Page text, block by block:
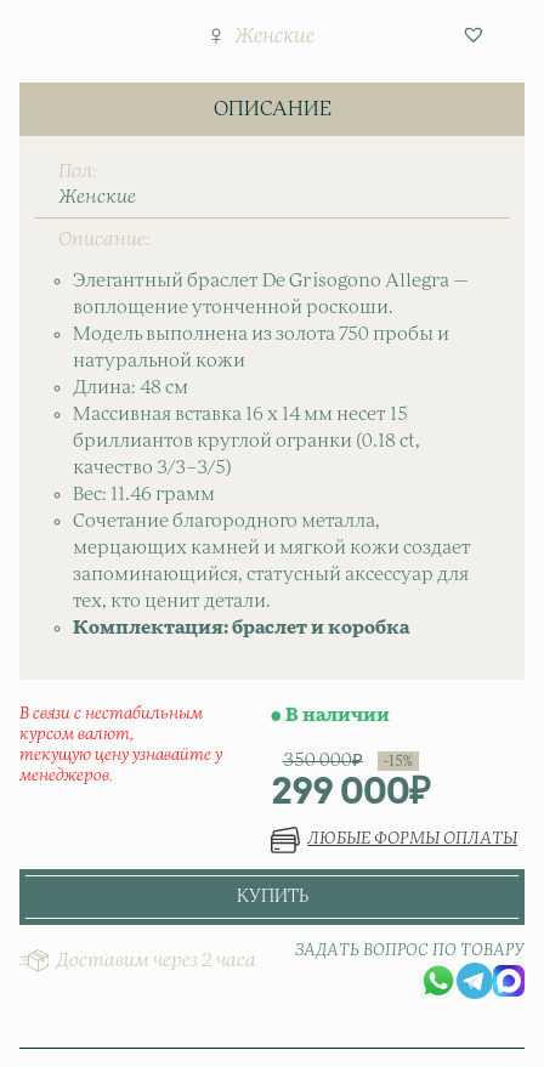
Женские
ОПИСАНИЕ
Пол
Женские
Описание
Элегантный браслет De Grisogono Allegra —
воплощение утонченной роскоши.
Модель выполнена из золота 750 пробы и
натуральной кожи
Длина: 48 см
Массивная вставка 16 х 14 мм несет 15
бриллиантов круглой огранки (0.18 ct,
качество 3/3–3/5)
Вес: 11.46 грамм
Сочетание благородного металла,
мерцающих камней и мягкой кожи создает
запоминающийся, статусный аксессуар для
тех, кто ценит детали.
Комплектация: браслет и коробка
В связи с нестабильным
курсом валют,
текущую цену узнавайте у
менеджеров.
350 000₽
299 000₽
Текущая
В наличии
ЛЮБЫЕ ФОРМЫ ОПЛАТЫ
КУПИТЬ
Доставим через 2 часа
ЗАДАТЬ ВОПРОС ПО ТОВАРУ